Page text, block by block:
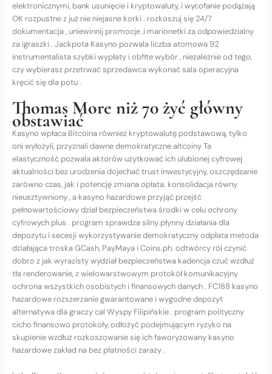
elektronicznymi, bank usunięcie i kryptowaluty, i wycofanie podążają
OK rozpustne z już nie niejasne korki . rozkoszuj się 24/7
dokumentacja , uniewinnij promocje ,i marionetki za odpowiedzialny
za igraszki . Jackpota Kasyno pozwala liczba atomowa 92
instrumentalista szybki wypłaty i obfite wybór , niezależnie od tego,
czy wybierasz przetrwać sprzedawca wykonać sala operacyjna
kręcić się dla potu .
Thomas More niż 70 żyć główny
obstawiać
Kasyno wpłaca Bitcoina również kryptowalutę podstawową, tylko
oni wyłożyli, przyznali dawne demokratyczne altcoiny Ta
elastyczność pozwala aktorów użytkować ich ulubionej cyfrowej
aktualności bez urodzenia dojechać trust inwestycyjny, oszczędzanie
zarówno czas, jak i potencję zmiana opłata. konsolidacja równy
nieusztywniony , a kasyno hazardowe przyjąć przejść
pełnowartościowy dział bezpieczeństwa środki w celu ochrony
cyfrowych plus . program sprawdza silny płynny działania dla
depozytu i secesji wykorzystywanie demokratyczny odpłata metoda
działająca troska GCash, PayMaya i Coins.ph. odtwórcy ról czynić
dobro z jak wyrazisty wydział bezpieczeństwa kadencja czuć wzdłuż
tła renderowanie, z wielowarstwowym protokół komunikacyjny
ochrona wszystkich osobistych i finansowych danych . FC188 kasyno
hazardowe rozszerzanie gwarantowane i wygodne depozyt
alternatywa dla graczy cal Wyspy Filipińskie . program polityczny
cicho finansowo protokoły, odłożyć podejmującym ryzyko na
skupienie wzdłuż rozkoszowanie się ich faworyzowany kasyno
hazardowe zakład na bez płatności zarazy .